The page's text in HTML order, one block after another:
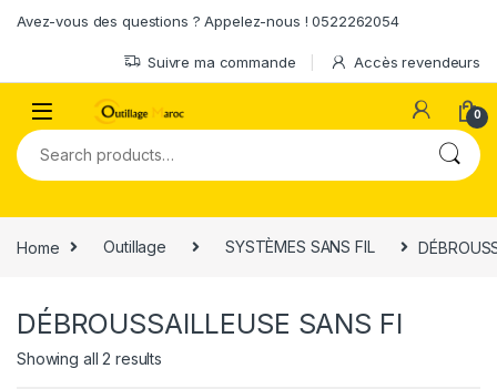
Avez-vous des questions ? Appelez-nous ! 0522262054
Suivre ma commande Accès revendeurs
0
Search for:
Home Outillage SYSTÈMES SANS FIL
DÉBROUSSAILLEUSE SANS FI
Showing all 2 results